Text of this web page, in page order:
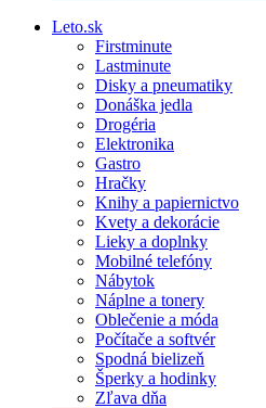
Leto.sk
Firstminute
Lastminute
Disky a pneumatiky
Donáška jedla
Drogéria
Elektronika
Gastro
Hračky
Knihy a papiernictvo
Kvety a dekorácie
Lieky a doplnky
Mobilné telefóny
Nábytok
Náplne a tonery
Oblečenie a móda
Počítače a softvér
Spodná bielizeň
Šperky a hodinky
Zľava dňa